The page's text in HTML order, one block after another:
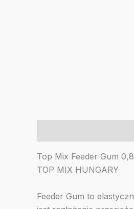
Top Mix Feeder Gum
TOP MIX HUNGARY
Feeder Gum to